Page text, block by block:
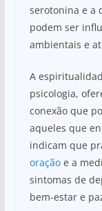
serotonina e a
podem ser
ambientais e
A
psicologia,
conexão que
aqueles que
indicam que
oraçãoe a
sintomas de
bem-estar e